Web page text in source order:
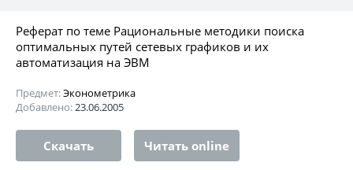
Реферат по теме Рациональные методики поиска
оптимальных путей сетевых графиков и их
автоматизация на ЭВМ
Предмет:Эконометрика
Добавлено:23.06.2005
Скачать Читать online